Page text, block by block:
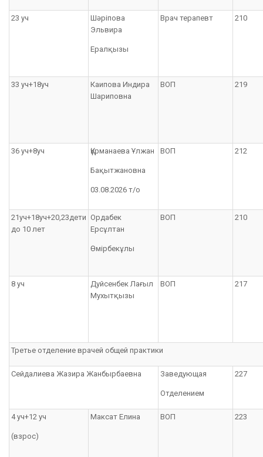
23 уч
Шәріпова
Эльвира
Ералқызы
Врач терапевт 210
33 уч+18уч
Каипова Индира
Шариповна
ВОП 219
36 уч+8уч Құрманаева Ұлжан
Бақытжановна
03.08.2026 т/о
ВОП 212
21уч+18уч+20,23дети
до 10 лет
Ордабек
Ерсұлтан
Өмірбекұлы
ВОП 210
8 уч
Дуйсенбек Лағыл
Мухытқызы
ВОП 217
Третье отделение врачей общей практики
Сейдалиева Жазира Жанбырбаевна Заведующая
Отделением
227
4 уч+12 уч
(взрос)
Максат Елина ВОП 223